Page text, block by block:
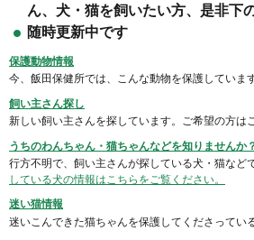
ん、犬・猫を飼いたい方、是非下
随時更新中です
保護動物情報
今、飯田保健所では、こんな動物を保護しています
飼い主さん探し
新しい飼い主さんを探しています。ご希望の方は
うちのわんちゃん・猫ちゃんなどを知りませんか
行方不明で、飼い主さんが探している犬・猫など
している犬の情報はこちらをご覧ください。
迷い猫情報
迷いこんできた猫ちゃんを保護してくださってい